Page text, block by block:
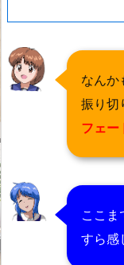
なんか
振り切
フェー
ここま
すら感